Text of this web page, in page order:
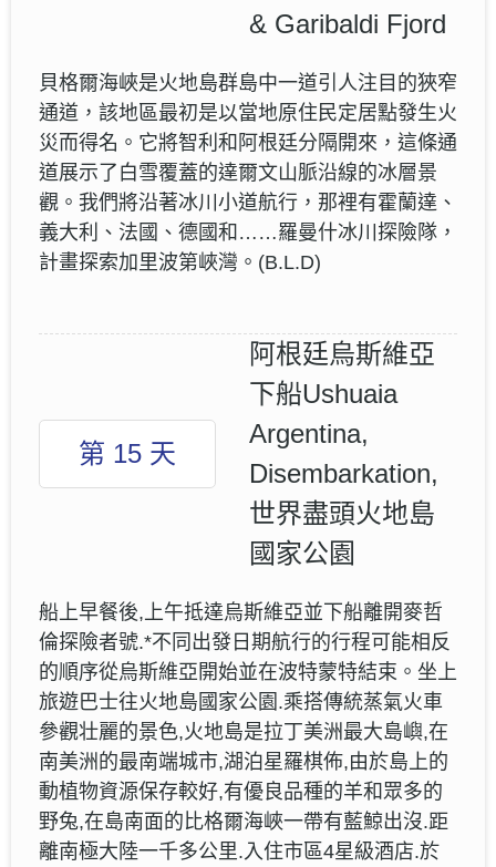
& Garibaldi Fjord
貝格爾海峽是火地島群島中一道引人注目的狹窄
通道，該地區最初是以當地原住民定居點發生火
災而得名。它將智利和阿根廷分隔開來，這條通
道展示了白雪覆蓋的達爾文山脈沿線的冰層景
觀。我們將沿著冰川小道航行，那裡有霍蘭達、
義大利、法國、德國和……羅曼什冰川探險隊，
計畫探索加里波第峽灣。(B.L.D)
第 15 天
阿根廷烏斯維亞
下船Ushuaia
Argentina,
Disembarkation,
世界盡頭火地島
國家公園
船上早餐後,上午抵達烏斯維亞並下船離開麥哲
倫探險者號.*不同出發日期航行的行程可能相反
的順序從烏斯維亞開始並在波特蒙特結束。坐上
旅遊巴士往火地島國家公園.乘搭傳統蒸氣火車
參觀壮麗的景色,火地島是拉丁美洲最大島嶼,在
南美洲的最南端城市,湖泊星羅棋佈,由於島上的
動植物資源保存較好,有優良品種的羊和眾多的
野兔,在島南面的比格爾海峽一帶有藍鯨出沒.距
離南極大陸一千多公里.入住市區4星級酒店.於